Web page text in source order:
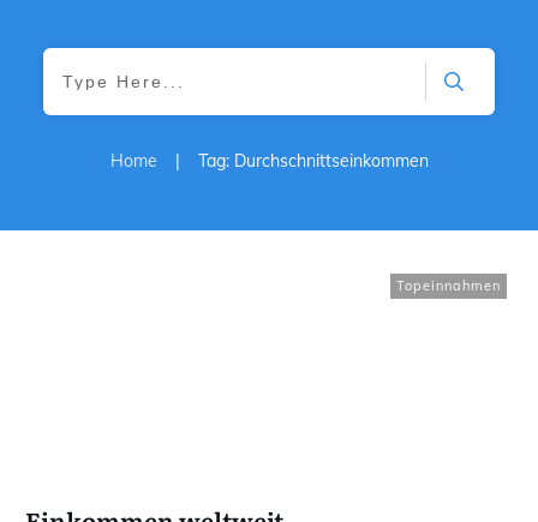
Home | Tag: Durchschnittseinkommen
Topeinnahmen